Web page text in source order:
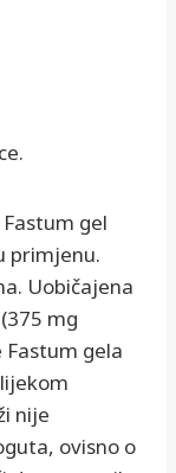
gel
primjenu.
Uobičajena
mg
gela
nije
ovisno o